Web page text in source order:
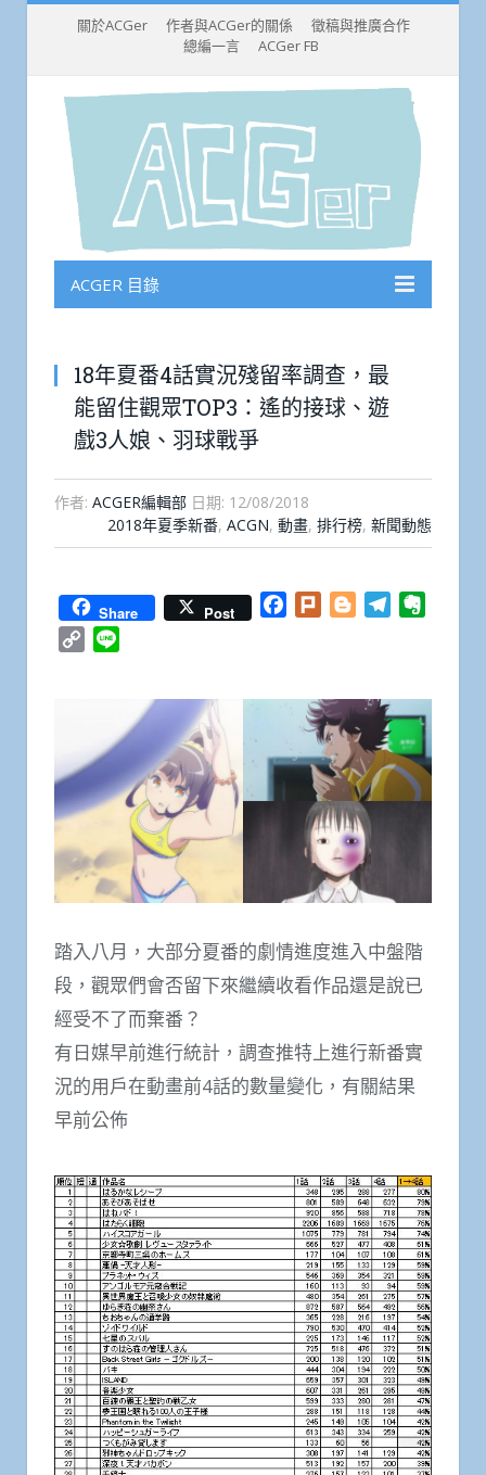
關於ACGer 作者與ACGer的關係
徵稿與推廣合作
總編一言
ACGer FB
ACGER 目錄
18年夏番4話實況殘留率調查，最
能留住觀眾TOP3：遙的接球、遊
戲3人娘、羽球戰爭
作者: ACGER編輯部 日期: 12/08/2018
2018年夏季新番, ACGN, 動畫, 排行榜, 新聞動態
Share Post Facebook
Plurk BloggerTelegram
Copy
踏入八月，大部分夏番的劇情進度進入中盤階
段，觀眾們會否留下來繼續收看作品還是說已
經受不了而棄番？
有日媒早前進行統計，調查推特上進行新番實
況的用戶在動畫前4話的數量變化，有關結果
早前公佈